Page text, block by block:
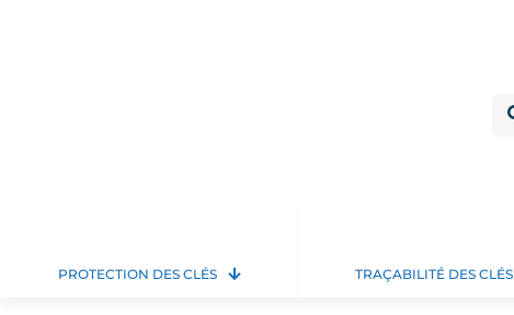
PROTECTION DES CLÉS TRAÇABILITÉ DES CLÉS